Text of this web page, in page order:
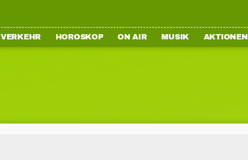
VERKEHR HOROSKOP ON AIR MUSIK AKTIONEN